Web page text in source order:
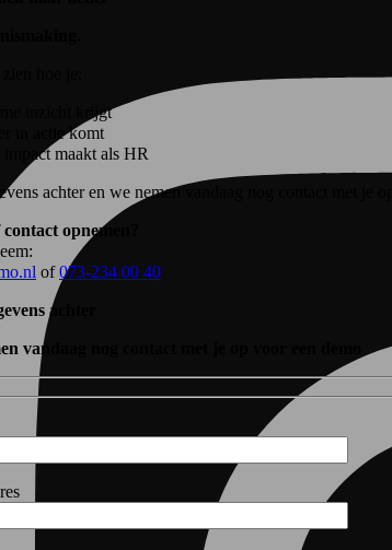
inzicht krijgt
in actie komt
impact maakt als HR
achter en we nemen vandaag nog contact met je op.
contact opnemen?
of073-234 00 40
achter
vandaag nog contact met je op voor een demo